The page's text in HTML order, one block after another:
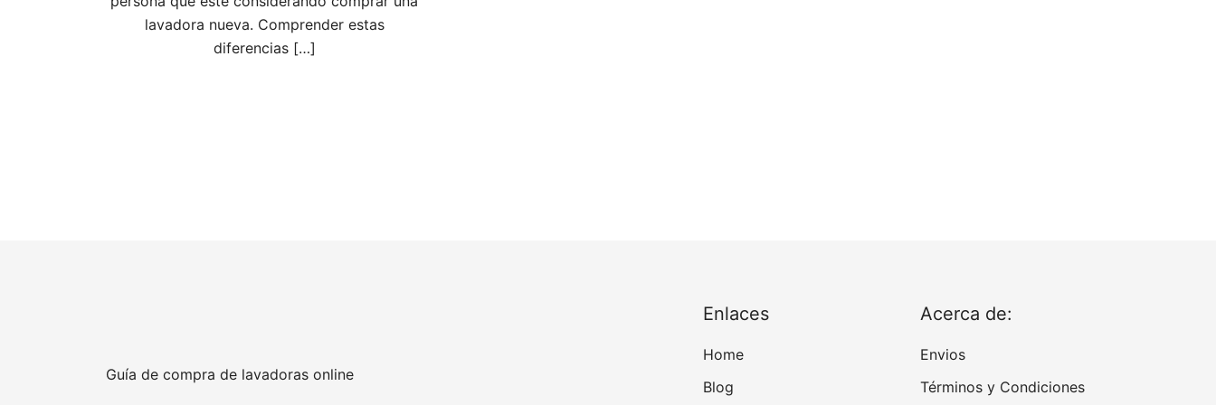
lavadora nueva. Comprender estas
diferencias […]
Guía de compra de lavadoras online
Enlaces
Home
Blog
Acerca de:
Envios
Términos y Condiciones